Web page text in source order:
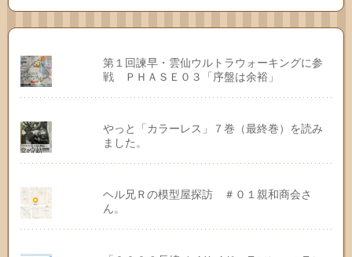
第１回諫早・雲仙ウルトラウォーキングに参
戦 ＰＨＡＳＥ０３「序盤は余裕」
やっと「カラーレス」７巻（最終巻）を読み
ました。
ヘル兄Ｒの模型屋探訪 ＃０１親和商会さ
ん。